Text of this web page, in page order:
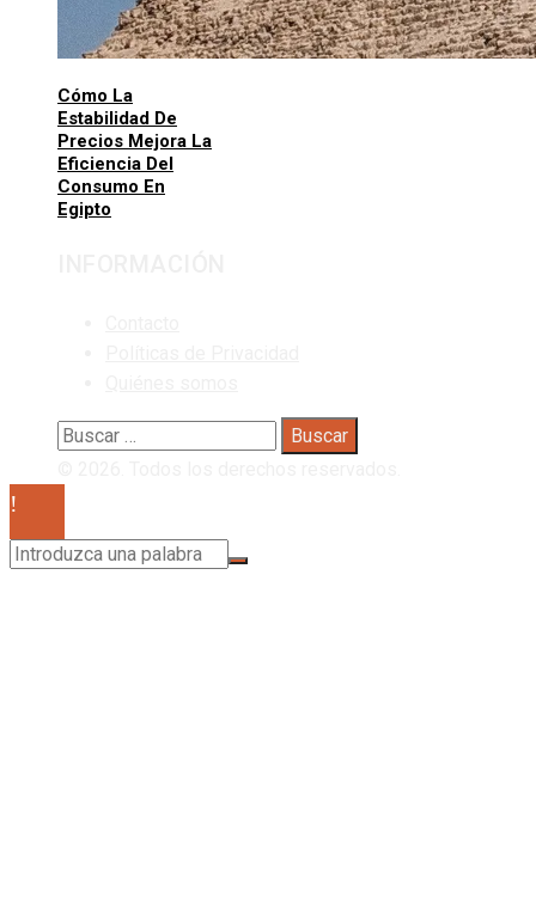
Cómo La
Estabilidad De
Precios Mejora La
Eficiencia Del
Consumo En
Egipto
Buscar: